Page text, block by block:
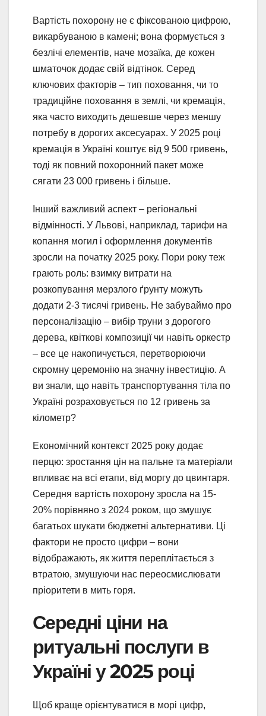
Вартість похорону не є фіксованою цифрою,
викарбуваною в камені; вона формується з
безлічі елементів, наче мозаїка, де кожен
шматочок додає свій відтінок. Серед
ключових факторів – тип поховання, чи то
традиційне поховання в землі, чи кремація,
яка часто виходить дешевше через меншу
потребу в дорогих аксесуарах. У 2025 році
кремація в Україні коштує від 9 500 гривень,
тоді як повний похоронний пакет може
сягати 23 000 гривень і більше.
Інший важливий аспект – регіональні
відмінності. У Львові, наприклад, тарифи на
копання могил і оформлення документів
зросли на початку 2025 року. Пори року теж
грають роль: взимку витрати на
розкопування мерзлого ґрунту можуть
додати 2-3 тисячі гривень. Не забуваймо про
персоналізацію – вибір труни з дорогого
дерева, квіткові композиції чи навіть оркестр
– все це накопичується, перетворюючи
скромну церемонію на значну інвестицію. А
ви знали, що навіть транспортування тіла по
Україні розраховується по 12 гривень за
кілометр?
Економічний контекст 2025 року додає
перцю: зростання цін на пальне та матеріали
впливає на всі етапи, від моргу до цвинтаря.
Середня вартість похорону зросла на 15-
20% порівняно з 2024 роком, що змушує
багатьох шукати бюджетні альтернативи. Ці
фактори не просто цифри – вони
відображають, як життя переплітається з
втратою, змушуючи нас переосмислювати
пріоритети в мить горя.
Середні ціни на
ритуальні послуги в
Україні у 2025 році
Щоб краще орієнтуватися в морі цифр,